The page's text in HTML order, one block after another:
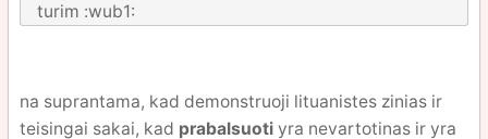
turim :wub1:
na suprantama, kad demonstruoji lituanistes zinias ir
teisingai sakai, kad prabalsuoti yra nevartotinas ir yra